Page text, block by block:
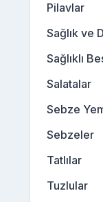
Pilavlar
Sağlık ve
Sağlıklı
Salatalar
Sebze
Sebzeler
Tatlılar
Tuzlular